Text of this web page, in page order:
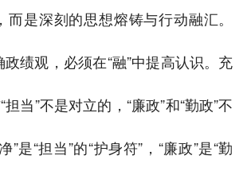
是深刻的思想熔铸与行动融汇。
绩观，必须在“融”中提高认识。充
担当”不是对立的，“廉政”和“勤政”不
”是“担当”的“护身符”，“廉政”是“勤